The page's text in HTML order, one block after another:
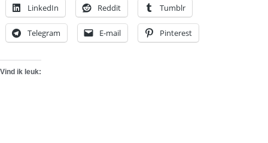
LinkedIn Reddit Tumblr
Telegram E-mail Pinterest
Vind ik leuk: